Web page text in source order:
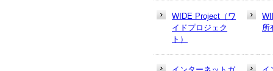
WIDE Project（ワ
イドプロジェク
ト）
所